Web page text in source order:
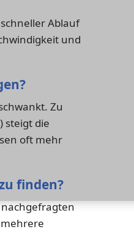
Ablauf
und
Zu
steigt die
oft mehr
finden?